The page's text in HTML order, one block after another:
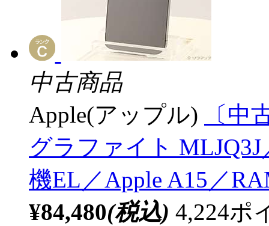
中古商品
Apple(アップル)
〔中
グラファイト
機EL／Apple A15／
¥84,480(税込) 4,224ポ